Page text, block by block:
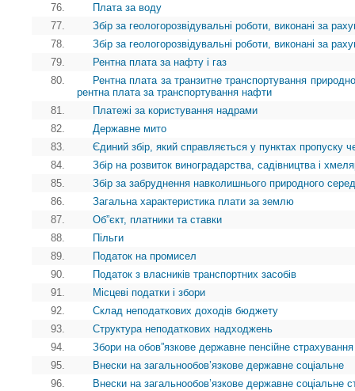
76.
Плата за воду
77.
Збір за геологорозвідувальні роботи, виконані за
78.
Збір за геологорозвідувальні роботи, виконані за
79.
Рентна плата за нафту і газ
80.
Рентна плата за транзитне транспортування
рентна плата за транспортування нафти
81.
Платежі за користування надрами
82.
Державне мито
83.
Єдиний збір, який справляється у пунктах пропуску
84.
Збір на розвиток виноградарства, садівництва і
85.
Збір за забруднення навколишнього природного
86.
Загальна характеристика плати за землю
87.
Об”єкт, платники та ставки
88.
Пільги
89.
Податок на промисел
90.
Податок з власників транспортних засобів
91.
Місцеві податки і збори
92.
Склад неподаткових доходів бюджету
93.
Структура неподаткових надходжень
94.
Збори на обов”язкове державне пенсійне страхування
95.
Внески на загальнообов’язкове державне соціальне
96.
Внески на загальнообов’язкове державне соціальне